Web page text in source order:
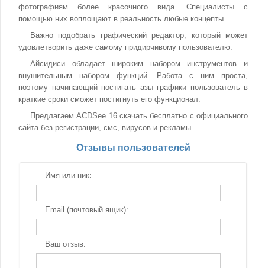
фотографиям более красочного вида. Специалисты с
помощью них воплощают в реальность любые концепты.
Важно подобрать графический редактор, который может
удовлетворить даже самому придирчивому пользователю.
Айсидиси обладает широким набором инструментов и
внушительным набором функций. Работа с ним проста,
поэтому начинающий постигать азы графики пользователь в
краткие сроки сможет постигнуть его функционал.
Предлагаем ACDSee 16 скачать бесплатно с официального
сайта без регистрации, смс, вирусов и рекламы.
Отзывы пользователей
Имя или ник:
Email (почтовый ящик):
Ваш отзыв: